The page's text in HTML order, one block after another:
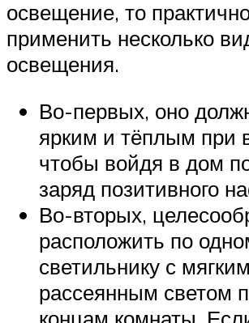
освещение, то
применить несколько
освещения.
Во-первых, оно
ярким и тёплым при
чтобы войдя в дом
заряд позитивного
Во-вторых,
расположить по
светильнику с мягким
рассеянным светом